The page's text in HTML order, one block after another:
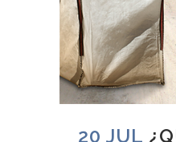
20 JUL